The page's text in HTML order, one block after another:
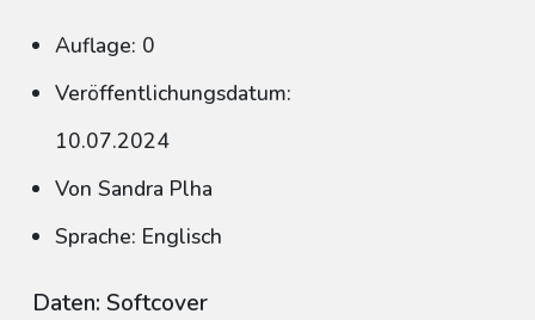
Auflage: 0
Veröffentlichungsdatum:
10.07.2024
Von Sandra Plha
Sprache: Englisch
Daten: Softcover